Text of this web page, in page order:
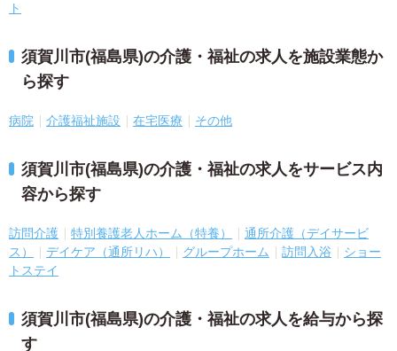
ト
須賀川市(福島県)の介護・福祉の求人を施設業態か
ら探す
病院 介護福祉施設 在宅医療 その他
須賀川市(福島県)の介護・福祉の求人をサービス内
容から探す
訪問介護 特別養護老人ホーム（特養）
通所介護（デイサービ
ス）
デイケア（通所リハ） グループホーム 訪問入浴
ショー
トステイ
須賀川市(福島県)の介護・福祉の求人を給与から探
す